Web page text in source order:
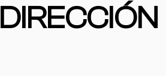
DIRECCIÓN